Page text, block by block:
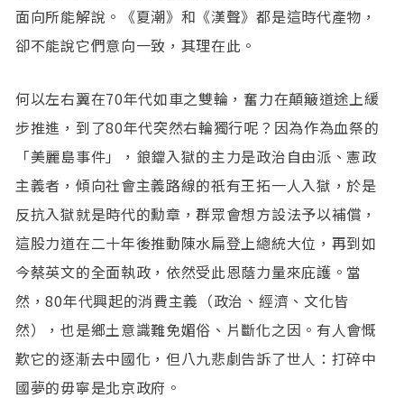
面向所能解說。《夏潮》和《漢聲》都是這時代產物，
卻不能說它們意向一致，其理在此。
何以左右翼在70年代如車之雙輪，奮力在顛簸道途上緩
步推進，到了80年代突然右輪獨行呢？因為作為血祭的
「美麗島事件」，鋃鐺入獄的主力是政治自由派、憲政
主義者，傾向社會主義路線的祇有王拓一人入獄，於是
反抗入獄就是時代的勳章，群眾會想方設法予以補償，
這股力道在二十年後推動陳水扁登上總統大位，再到如
今蔡英文的全面執政，依然受此恩蔭力量來庇護。當
然，80年代興起的消費主義（政治、經濟、文化皆
然），也是鄉土意識難免媚俗、片斷化之因。有人會慨
歎它的逐漸去中國化，但八九悲劇告訴了世人：打碎中
國夢的毋寧是北京政府。